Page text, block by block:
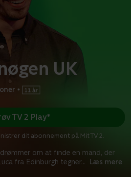
UK
•
om at finde en mand, der
fra Edinburgh tegner... Læs mere
TV 2 Play*
dit abonnement på Mit TV 2.